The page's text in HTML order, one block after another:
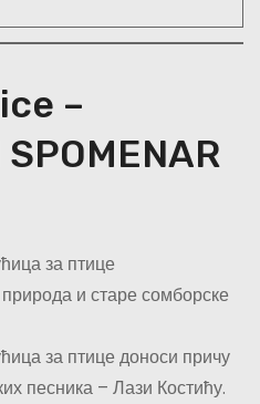
–
за птице
и старе сомборске
за птице доноси причу
песника – Лази Костићу.